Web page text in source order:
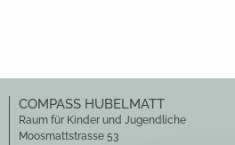
COMPASS HUBELMATT
Raum für Kinder und Jugendliche
Moosmattstrasse 53